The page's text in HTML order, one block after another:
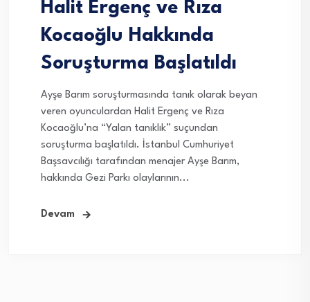
Halit Ergenç ve Rıza
Kocaoğlu Hakkında
Soruşturma Başlatıldı
Ayşe Barım soruşturmasında tanık olarak beyan
veren oyunculardan Halit Ergenç ve Rıza
Kocaoğlu’na “Yalan tanıklık” suçundan
soruşturma başlatıldı. İstanbul Cumhuriyet
Başsavcılığı tarafından menajer Ayşe Barım,
hakkında Gezi Parkı olaylarının...
Devam